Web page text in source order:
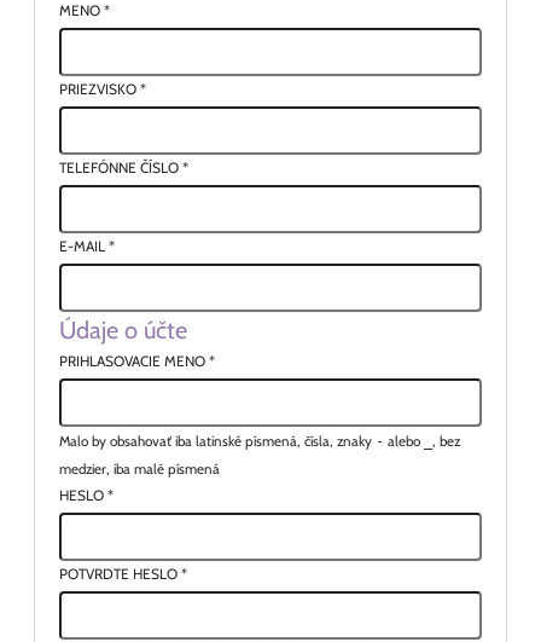
MENO *
PRIEZVISKO *
TELEFÓNNE ČÍSLO *
E-MAIL *
Údaje o účte
PRIHLASOVACIE MENO *
Malo by obsahovať iba latinské písmená, čísla, znaky - alebo
, bez
medzier, iba malé písmená
HESLO *
POTVRDTE HESLO *